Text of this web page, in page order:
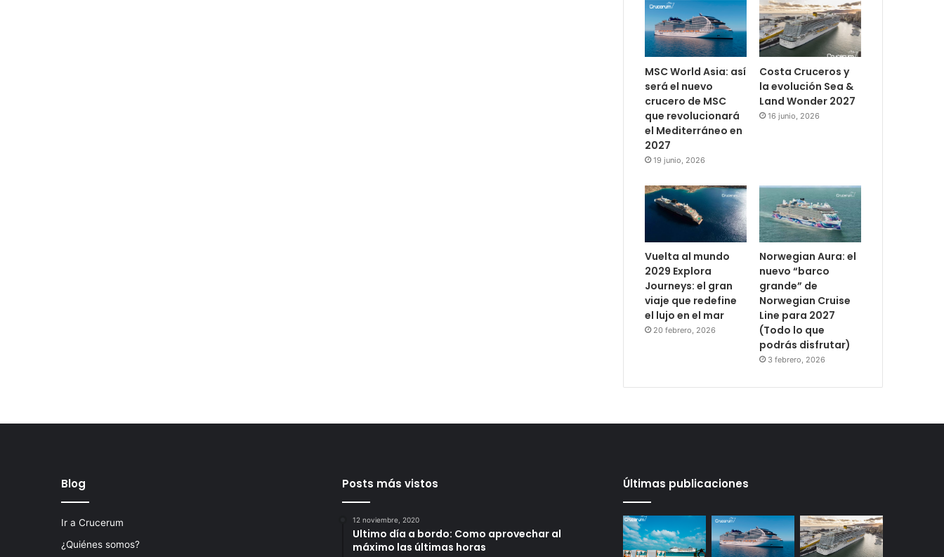
MSC World Asia: así
será el nuevo
crucero de MSC
que revolucionará
el Mediterráneo en
2027
19 junio, 2026
Costa Cruceros y
la evolución Sea &
Land Wonder 2027
16 junio, 2026
Vuelta al mundo
2029 Explora
Journeys: el gran
viaje que redefine
el lujo en el mar
20 febrero, 2026
Norwegian Aura: el
nuevo “barco
grande” de
Norwegian Cruise
Line para 2027
(Todo lo que
podrás disfrutar)
3 febrero, 2026
Blog
Ir a Crucerum
¿Quiénes somos?
Posts más vistos
12 noviembre, 2020
Ultimo día a bordo: Como aprovechar al
máximo las últimas horas
Últimas publicaciones